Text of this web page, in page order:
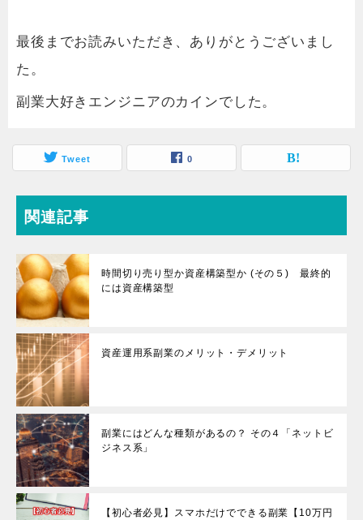
最後までお読みいただき、ありがとうございまし
た。
副業大好きエンジニアのカインでした。
Tweet 0
関連記事
時間切り売り型か資産構築型か (その５) 最終的
には資産構築型
資産運用系副業のメリット・デメリット
副業にはどんな種類があるの？ その４「ネットビ
ジネス系」
【初心者必見】スマホだけでできる副業【10万円